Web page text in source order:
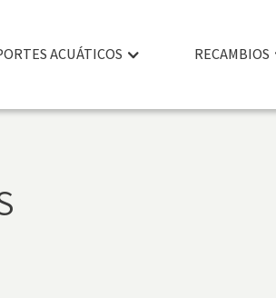
ACUÁTICOS RECAMBIOS